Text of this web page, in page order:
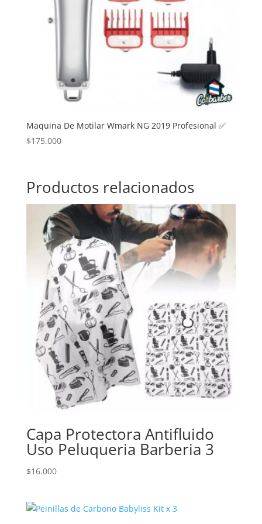
Maquina De Motilar Wmark NG 2019 Profesional ✅
$175.000
Productos relacionados
Capa Protectora Antifluido
Uso Peluqueria Barberia 3
$16.000